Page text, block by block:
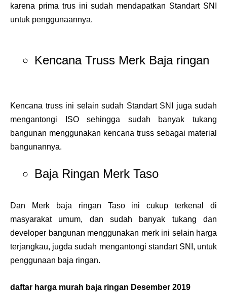
karena prima trus ini sudah mendapatkan Standart SNI
untuk penggunaannya.
Kencana Truss Merk Baja ringan
Kencana truss ini selain sudah Standart SNI juga sudah
mengantongi ISO sehingga sudah banyak tukang
bangunan menggunakan kencana truss sebagai material
bangunannya.
Baja Ringan Merk Taso
Dan Merk baja ringan Taso ini cukup terkenal di
masyarakat umum, dan sudah banyak tukang dan
developer bangunan menggunakan merk ini selain harga
terjangkau, jugda sudah mengantongi standart SNI, untuk
penggunaan baja ringan.
daftar harga murah baja ringan Desember 2019